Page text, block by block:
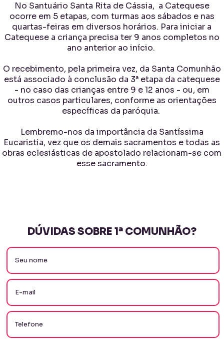
No Santuário Santa Rita de Cássia, a Catequese
ocorre em 5 etapas, com turmas aos sábados e nas
quartas-feiras em diversos horários. Para iniciar a
Catequese a criança precisa ter 9 anos completos no
ano anterior ao início.
O recebimento, pela primeira vez, da Santa Comunhão
está associado à conclusão da 3ª etapa da catequese
- no caso das crianças entre 9 e 12 anos - ou, em
outros casos particulares, conforme as orientações
específicas da paróquia.
Lembremo-nos da importância da Santíssima
Eucaristia, vez que os demais sacramentos e todas as
obras eclesiásticas de apostolado relacionam-se com
esse sacramento.
DÚVIDAS SOBRE 1ª COMUNHÃO?